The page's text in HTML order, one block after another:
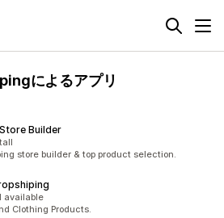
によるアプリ
Builder
store builder & top product selection.
available
Clothing Products.